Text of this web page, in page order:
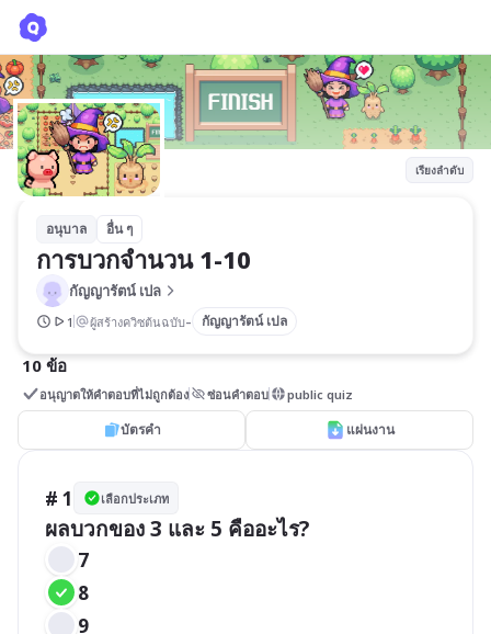
เรียงลำดับ
อนุบาล อื่น ๆ
การบวกจำนวน 1-10
กัญญารัตน์ เปล
1 ผู้สร้างควิซต้นฉบับ- กัญญารัตน์ เปล
10 ข้อ
อนุญาตให้คำตอบที่ไม่ถูกต้อง ซ่อนคำตอบ public quiz
บัตรคำ แผ่นงาน
# 1 เลือกประเภท
ผลบวกของ 3 และ 5 คืออะไร?
7
8
9